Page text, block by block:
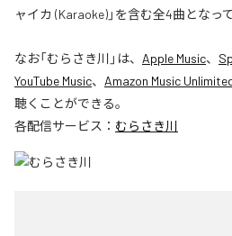
ャイカ (Karaoke)」を含む全4曲となっ
なお「むらさき川 」は、 Apple Music、
YouTube Music、 Amazon Music
聴くことができる。
各配信サービス： むらさき川